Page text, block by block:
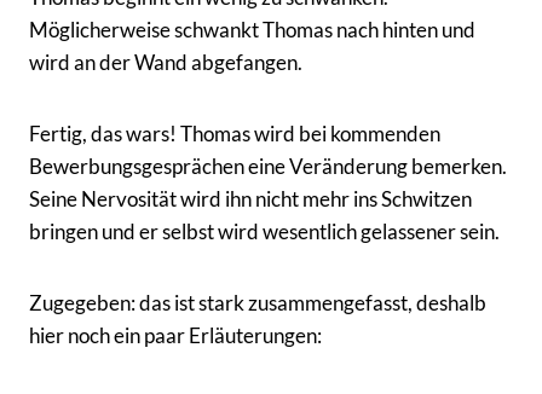
Möglicherweise schwankt Thomas nach hinten und
wird an der Wand abgefangen.
Fertig, das wars! Thomas wird bei kommenden
Bewerbungsgesprächen eine Veränderung bemerken.
Seine Nervosität wird ihn nicht mehr ins Schwitzen
bringen und er selbst wird wesentlich gelassener sein.
Zugegeben: das ist stark zusammengefasst, deshalb
hier noch ein paar Erläuterungen: